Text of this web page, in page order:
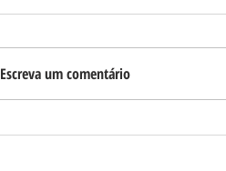
Escreva um comentário